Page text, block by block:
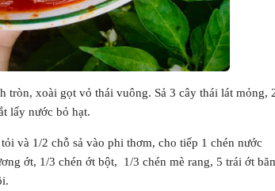
tròn, xoài gọt vỏ thái vuông. Sả 3 cây thái lát mỏng,
lấy nước bỏ hạt.
và 1/2 chỗ sả vào phi thơm, cho tiếp 1 chén nước
ớt, 1/3 chén ớt bột, 1/3 chén mè rang, 5 trái ớt